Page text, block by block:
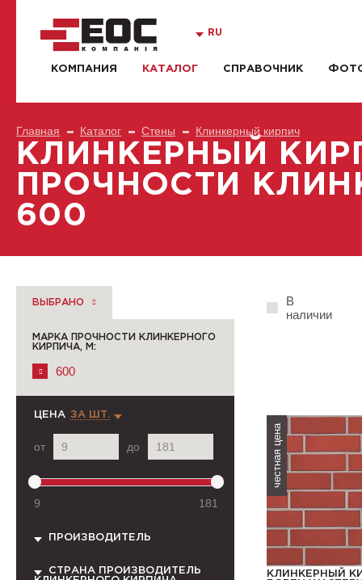
RU
КОМПАНИЯ КАТАЛОГ СПРАВОЧНИК
Главная Каталог Стены Клинкерный кирпич
КЛИНКЕРНЫЙ
ПРОЧНОСТИ
600
ВЫБРАНО
МАРКА ПРОЧНОСТИ КЛИНКЕРНОГО
КИРПИЧА, М:
600
ЦЕНА ЗА ШТ.
от до
9 181
ПРОИЗВОДИТЕЛЬ
СТРАНА ПРОИЗВОДИТЕЛЬ
В
наличии
честная цена
КЛИНКЕРНЫЙ